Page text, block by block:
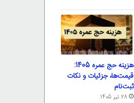
هزینه حج عمره 1405:
قیمت‌ها، جزئیات و نکات
ثبت‌نام
28 تیر 1405